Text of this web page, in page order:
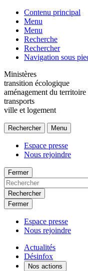
Contenu principal
Menu
Menu
Recherche
Rechercher
Navigation sous
Ministères
transition écologique
aménagement du territoire
transports
ville et logement
Rechercher Menu
Espace presse
Nous rejoindre
Fermer
Rechercher
Fermer
Espace presse
Nous rejoindre
Actualités
Désinfox
Nos actions